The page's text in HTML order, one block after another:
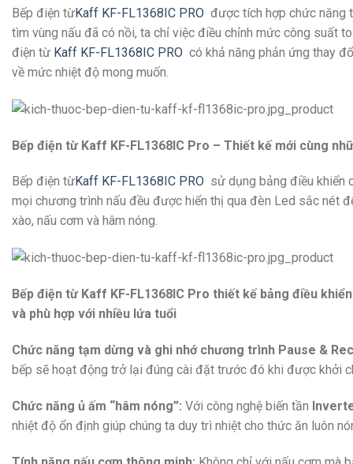
Bếp điện từKaff KF-FL1368IC PRO được tích hợp chức năng
tìm vùng nấu đã có nồi, ta chỉ việc điều chỉnh mức công suất
điện từ Kaff KF-FL1368IC PRO có khả năng phản ứng thay
về mức nhiệt độ mong muốn.
Bếp điện từ Kaff KF-FL1368IC Pro – Thiết kế mới cùng
Bếp điện từKaff KF-FL1368IC PRO sử dụng bảng điều
mọi chương trình nấu đều được hiển thị qua đèn Led sắc nét
xào, nấu cơm và hâm nóng.
Bếp điện từ Kaff KF-FL1368IC Pro thiết kế bảng điều
và phù hợp với nhiều lứa tuổi
Chức năng tạm dừng và ghi nhớ chương trình Pause &
bếp sẽ hoạt động trở lại đúng cài đặt trước đó khi được khởi
Chức năng ủ ấm “hâm nóng”: Với công nghệ biến tần
nhiệt độ ổn định giúp chúng ta duy trì nhiệt cho thức ăn luôn